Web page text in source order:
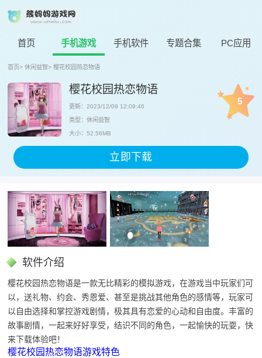
首页 手机游戏 手机软件 专题合集 PC应用
首页> 休闲益智> 樱花校园热恋物语
樱花校园热恋物语
更新：2023/12/09 12:09:46
类型：休闲益智
大小：52.56MB
5
立即下载
软件介绍
樱花校园热恋物语是一款无比精彩的模拟游戏，在游戏当中玩家们可
以，送礼物、约会、秀恩爱、甚至是挑战其他角色的感情等，玩家可
以自由选择和掌控游戏剧情，极其具有恋爱的心动和自由度。丰富的
故事剧情，一起来好好享受，结识不同的角色，一起愉快的玩耍，快
来下载体验吧！
樱花校园热恋物语游戏特色